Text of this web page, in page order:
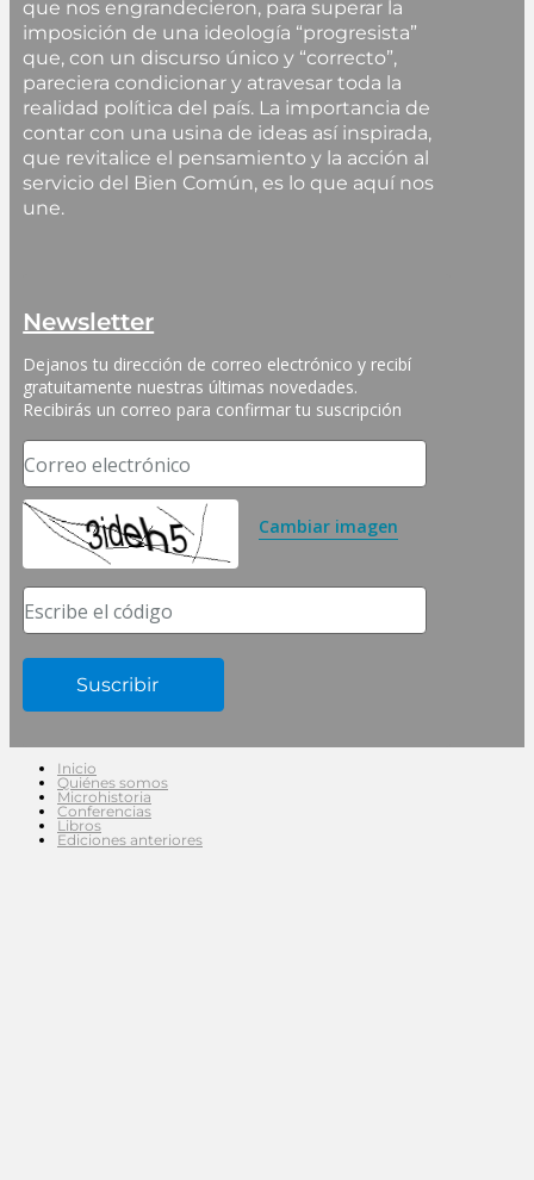
que nos engrandecieron, para superar la
imposición de una ideología “progresista”
que, con un discurso único y “correcto”,
pareciera condicionar y atravesar toda la
realidad política del país. La importancia de
contar con una usina de ideas así inspirada,
que revitalice el pensamiento y la acción al
servicio del Bien Común, es lo que aquí nos
une.
Newsletter
Dejanos tu dirección de correo electrónico y recibí
gratuitamente nuestras últimas novedades.
Recibirás un correo para confirmar tu suscripción
Correo electrónico
Cambiar imagen
Escribe el código
Inicio
Quiénes somos
Microhistoria
Conferencias
Libros
Ediciones anteriores